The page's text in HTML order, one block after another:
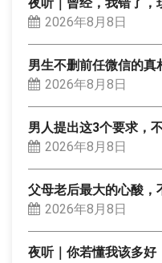
2026年8月8日
男生不删前任微信的真
2026年8月8日
男人提出这3个要求，
2026年8月8日
父母老后最大的心酸，
2026年8月8日
夜听｜你若懂我该多好